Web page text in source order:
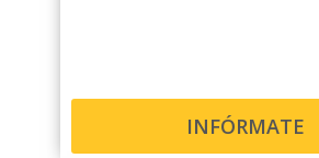
INFÓRMATE